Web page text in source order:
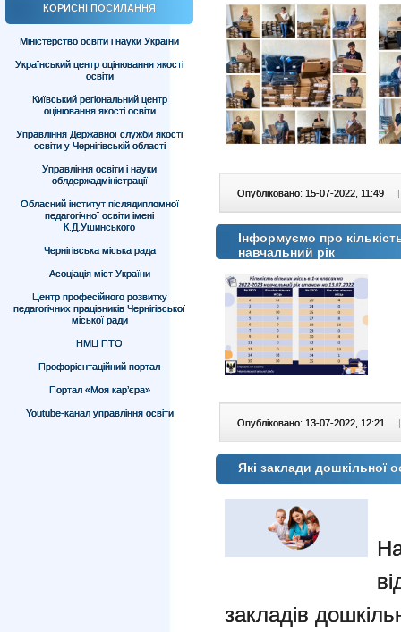
КОРИСНІ ПОСИЛАННЯ
Міністерство освіти і науки України
Український центр оцінювання якості
освіти
Київський регіональний центр
оцінювання якості освіти
Управління Державної служби якості
освіти у Чернігівській області
Управління освіти і науки
облдержадміністрації
Обласний інститут післядипломної
педагогічної освіти імені
К.Д.Ушинського
Чернігівська міська рада
Асоціація міст України
Центр професійного розвитку
педагогічних працівників Чернігівської
міської ради
НМЦ ПТО
Профорієнтаційний портал
Портал «Моя кар’єра»
Youtube-канал управління освіти
Опубліковано: 15-07-2022, 11:49 |
Інформуємо про
навчальний рік
Опубліковано: 13-07-2022, 12:21 |
Які заклади дошкільної
закладів